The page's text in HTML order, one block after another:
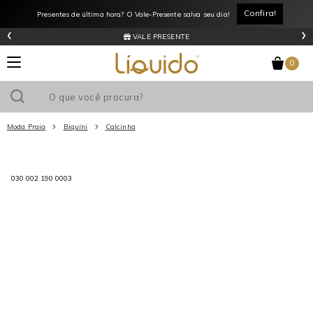
Presentes de última hora? O Vale-Presente salva seu dia! Confira!
VALE PRESENTE
‹ ›
0
Moda Praia Biquíni Calcinha
030 002 190 0003